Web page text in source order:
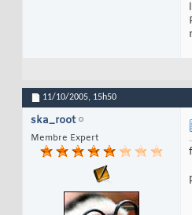
11/10/2005, 15h50
ska_root
Membre Expert